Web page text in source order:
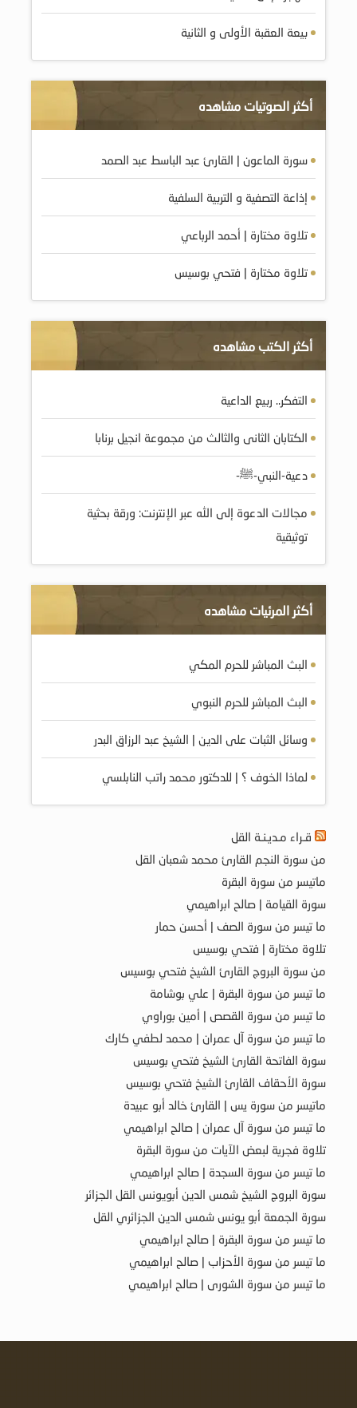
بيعة العقبة الأولى و الثانية
أكثر الصوتيات مشاهده
سورة الماعون | القارئ عبد الباسط عبد الصمد
إذاعة التصفية و التربية السلفية
تلاوة مختارة | أحمد الرباعي
تلاوة مختارة | فتحي بوسيس
أكثر الكتب مشاهده
التفكر.. ربيع الداعية
الكتابان الثانى والثالث من مجموعة انجيل برنابا
دعية-النبي-ﷺ-
مجالات الدعوة إلى الله عبر الإنترنت: ورقة بحثية
توثيقية
أكثر المرئيات مشاهده
البث المباشر للحرم المكي
البث المباشر للحرم النبوي
وسائل الثبات على الدين | الشيخ عبد الرزاق البدر
لماذا الخوف ؟ | للدكتور محمد راتب النابلسي
قـراء مـديـنـة القل
من سورة النجم القارئ محمد شعبان القل
ماتيسر من سورة البقرة
سورة القيامة | صالح ابراهيمي
ما تيسر من سورة الصف | أحسن حمار
تلاوة مختارة | فتحي بوسيس
من سورة البروج القارئ الشيخ فتحي بوسيس
ما تيسر من سورة البقرة | علي بوشامة
ما تيسر من سورة القصص | أمين بوراوي
ما تيسر من سورة آل عمران | محمد لطفي كارك
سورة الفاتحة القارئ الشيخ فتحي بوسيس
سورة الأحقاف القارئ الشيخ فتحي بوسيس
ماتيسر من سورة يس | القارئ خالد أبو عبيدة
ما تيسر من سورة آل عمران | صالح ابراهيمي
تلاوة فجرية لبعض الآيات من سورة البقرة
ما تيسر من سورة السجدة | صالح ابراهيمي
سورة البروج الشيخ شمس الدين أبويونس القل الجزائر
سورة الجمعة أبو يونس شمس الدين الجزائري القل
ما تيسر من سورة البقرة | صالح ابراهيمي
ما تيسر من سورة الأحزاب | صالح ابراهيمي
ما تيسر من سورة الشورى | صالح ابراهيمي